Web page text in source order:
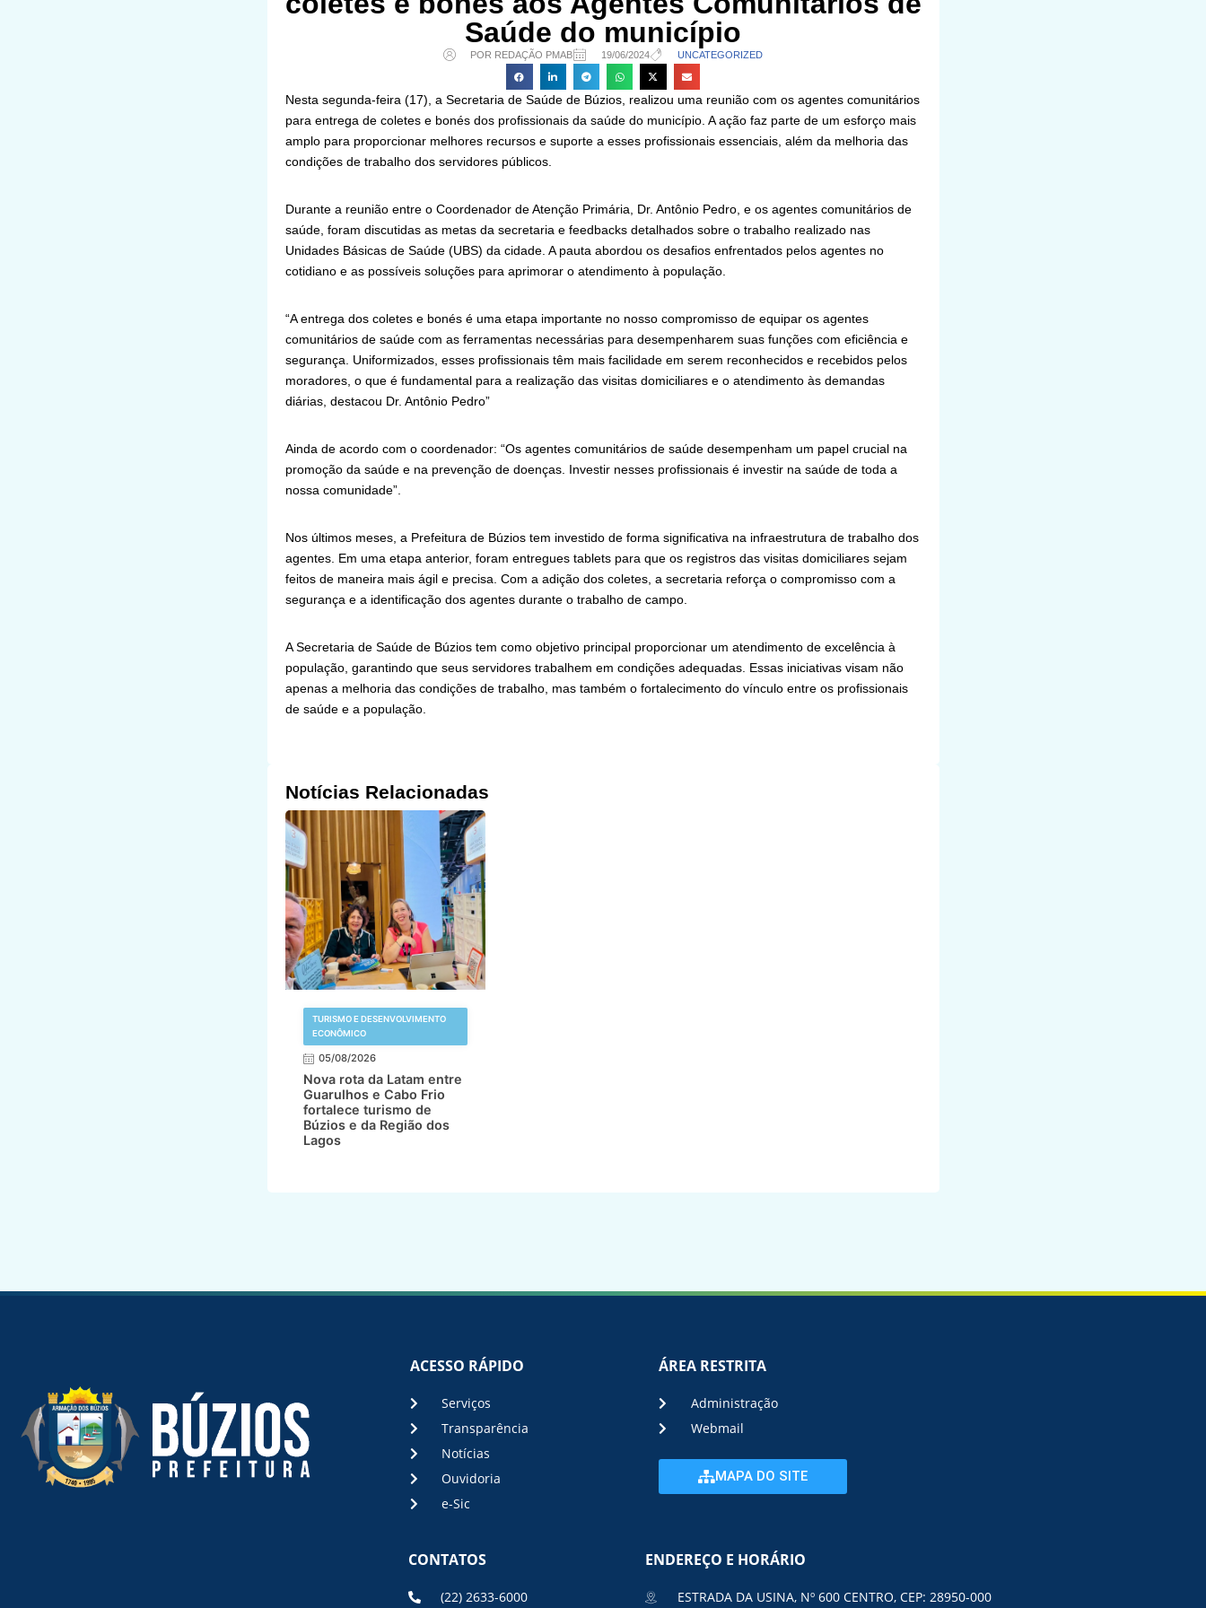
Saúde do município
POR REDAÇÃO PMAB 19/06/2024 UNCATEGORIZED
Nesta segunda-feira (17), a Secretaria de Saúde de Búzios, realizou uma reunião com os agentes comunitários
para entrega de coletes e bonés dos profissionais da saúde do município. A ação faz parte de um esforço mais
amplo para proporcionar melhores recursos e suporte a esses profissionais essenciais, além da melhoria das
condições de trabalho dos servidores públicos.
Durante a reunião entre o Coordenador de Atenção Primária, Dr. Antônio Pedro, e os agentes comunitários de
saúde, foram discutidas as metas da secretaria e feedbacks detalhados sobre o trabalho realizado nas
Unidades Básicas de Saúde (UBS) da cidade. A pauta abordou os desafios enfrentados pelos agentes no
cotidiano e as possíveis soluções para aprimorar o atendimento à população.
“A entrega dos coletes e bonés é uma etapa importante no nosso compromisso de equipar os agentes
comunitários de saúde com as ferramentas necessárias para desempenharem suas funções com eficiência e
segurança. Uniformizados, esses profissionais têm mais facilidade em serem reconhecidos e recebidos pelos
moradores, o que é fundamental para a realização das visitas domiciliares e o atendimento às demandas
diárias, destacou Dr. Antônio Pedro”
Ainda de acordo com o coordenador: “Os agentes comunitários de saúde desempenham um papel crucial na
promoção da saúde e na prevenção de doenças. Investir nesses profissionais é investir na saúde de toda a
nossa comunidade”.
Nos últimos meses, a Prefeitura de Búzios tem investido de forma significativa na infraestrutura de trabalho dos
agentes. Em uma etapa anterior, foram entregues tablets para que os registros das visitas domiciliares sejam
feitos de maneira mais ágil e precisa. Com a adição dos coletes, a secretaria reforça o compromisso com a
segurança e a identificação dos agentes durante o trabalho de campo.
A Secretaria de Saúde de Búzios tem como objetivo principal proporcionar um atendimento de excelência à
população, garantindo que seus servidores trabalhem em condições adequadas. Essas iniciativas visam não
apenas a melhoria das condições de trabalho, mas também o fortalecimento do vínculo entre os profissionais
de saúde e a população.
Notícias Relacionadas
TURISMO E DESENVOLVIMENTO
ECONÔMICO
05/08/2026
Nova rota da Latam entre
Guarulhos e Cabo Frio
fortalece turismo de
Búzios e da Região dos
Lagos
ACESSO RÁPIDO
Serviços
Transparência
Notícias
Ouvidoria
e-Sic
ÁREA RESTRITA
Administração
Webmail
MAPA DO SITE
CONTATOS
(22) 2633-6000
ENDEREÇO E HORÁRIO
ESTRADA DA USINA, Nº 600 CENTRO, CEP: 28950-000